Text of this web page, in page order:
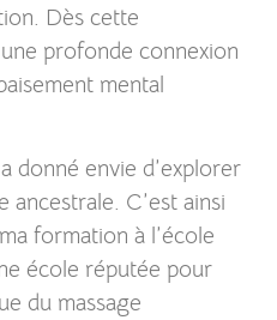
Dès cette
profonde connexion
mental
donné envie d’explorer
C’est ainsi
formation à l’école
école réputée pour
du massage